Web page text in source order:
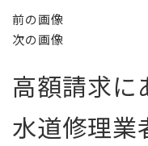
前の画像
次の画像
高額請求に
水道修理業